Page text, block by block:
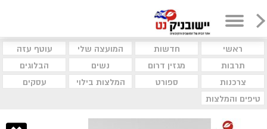
ראשי חדשות המועצה שלי
עוטף עזה
תרבות
מגזין דרום נשים
הבלוגים
צרכנות
ספורט המלצות בילוי
עסקים
טיפים והמלצות